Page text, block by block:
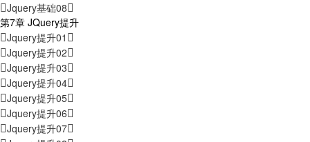
Jquery基础08
第7章 JQuery提升
Jquery提升01
Jquery提升02
Jquery提升03
Jquery提升04
Jquery提升05
Jquery提升06
Jquery提升07